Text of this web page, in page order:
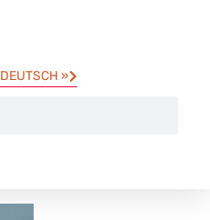
DEUTSCH »